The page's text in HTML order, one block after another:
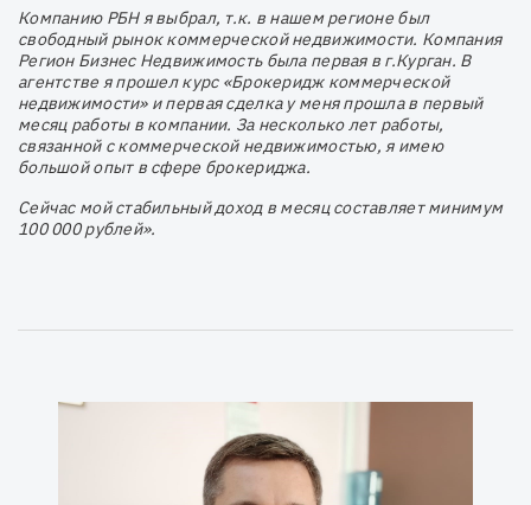
Компанию РБН я выбрал, т.к. в нашем регионе был
свободный рынок коммерческой недвижимости. Компания
Регион Бизнес Недвижимость была первая в г.Курган. В
агентстве я прошел курс «Брокеридж коммерческой
недвижимости» и первая сделка у меня прошла в первый
месяц работы в компании. За несколько лет работы,
связанной с коммерческой недвижимостью, я имею
большой опыт в сфере брокериджа.
Сейчас мой стабильный доход в месяц составляет минимум
100 000 рублей».